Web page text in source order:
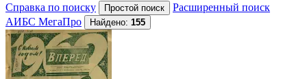
Справка по поиску
Расширенный поиск
АИБС МегаПро
Найдено: 155